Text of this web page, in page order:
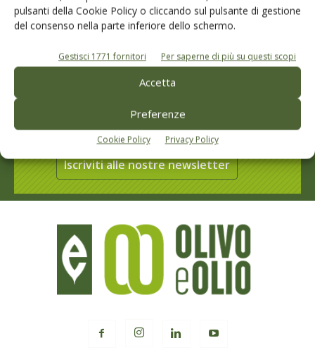
pulsanti della Cookie Policy o cliccando sul pulsante di gestione
del consenso nella parte inferiore dello schermo.
Gestisci 1771 fornitori Per saperne di più su questi scopi
Accetta
Preferenze
Cookie Policy Privacy Policy
Rimani aggiornato sul mondo
dell’agricoltura
Iscriviti alle nostre newsletter